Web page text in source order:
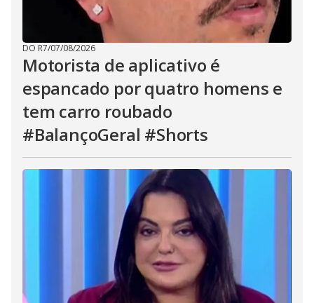
DO R7/07/08/2026
Motorista de aplicativo é
espancado por quatro homens e
tem carro roubado
#BalançoGeral #Shorts